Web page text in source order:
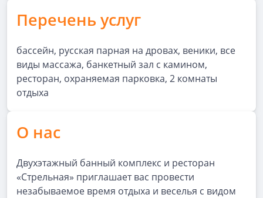
Перечень услуг
бассейн, русская парная на дровах, веники, все
виды массажа, банкетный зал с камином,
ресторан, охраняемая парковка, 2 комнаты
отдыха
О нас
Двухэтажный банный комплекс и ресторан
«Стрельная» приглашает вас провести
незабываемое время отдыха и веселья с видом